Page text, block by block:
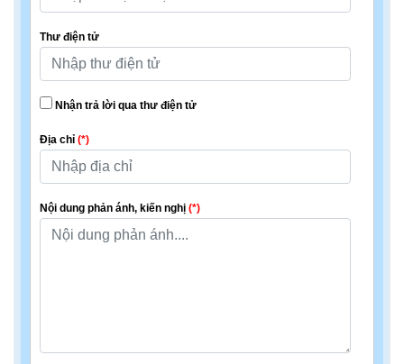
Thư điện tử
Nhận trả lời qua thư điện tử
Địa chỉ (*)
Nội dung phản ánh, kiến nghị (*)